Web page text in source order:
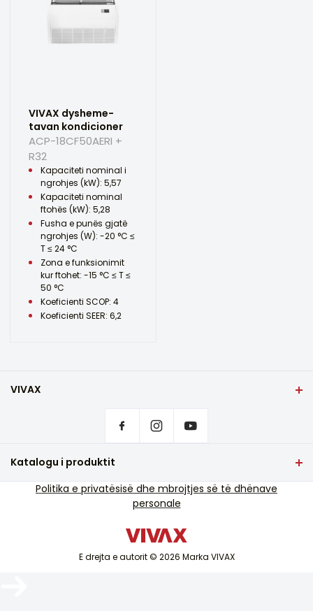
VIVAX dysheme-
tavan kondicioner
ACP-18CF50AERI +
R32
Kapaciteti nominal i
ngrohjes (kW): 5,57
Kapaciteti nominal
ftohës (kW): 5,28
Fusha e punës gjatë
ngrohjes (W): -20 °C ≤
T ≤ 24 °C
Zona e funksionimit
kur ftohet: -15 °C ≤ T ≤
50 °C
Koeficienti SCOP: 4
Koeficienti SEER: 6,2
VIVAX
Ku të blini produkte VIVAX?
Mbështetja e shërbimit
Mbështetje e shërbimit jashtë garancisë
Katalogu i produktit
TV dhe audio
Pajisjet inteligjenteE drejta e autorit © 2026 Marka VIVAX
Politika e privatësisë dhe mbrojtjes së të dhënave
personale